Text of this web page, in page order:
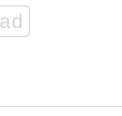
ad